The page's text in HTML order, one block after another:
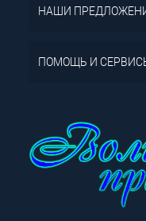
НАШИ
ПОМОЩЬ И